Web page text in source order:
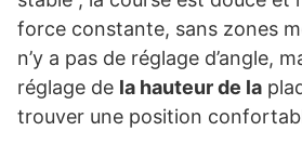
force constante, sans zones
n’y a pas de réglage d’angle,
réglage de la hauteur de la
trouver une position